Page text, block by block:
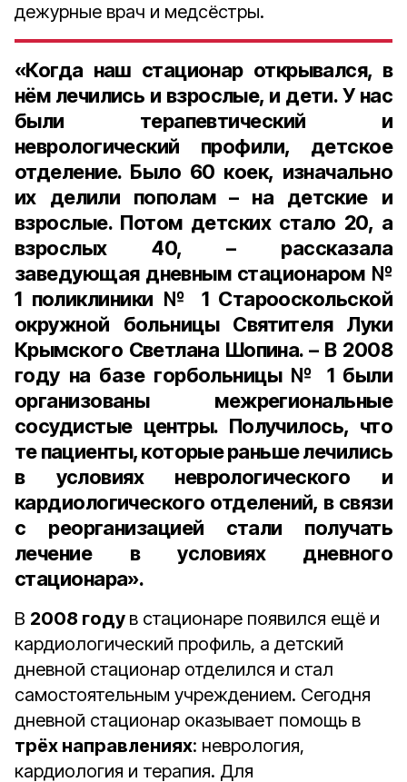
дежурные врач и медсёстры.
«Когда наш стационар открывался, в
нём лечились и взрослые, и дети. У нас
были терапевтический и
неврологический профили, детское
отделение. Было 60 коек, изначально
их делили пополам – на детские и
взрослые. Потом детских стало 20, а
взрослых 40, – рассказала
заведующая дневным стационаром №
1 поликлиники № 1 Старооскольской
окружной больницы Святителя Луки
Крымского Светлана Шопина. – В 2008
году на базе горбольницы № 1 были
организованы межрегиональные
сосудистые центры. Получилось, что
те пациенты, которые раньше лечились
в условиях неврологического и
кардиологического отделений, в связи
с реорганизацией стали получать
лечение в условиях дневного
стационара».
В 2008 году в стационаре появился ещё и
кардиологический профиль, а детский
дневной стационар отделился и стал
самостоятельным учреждением. Сегодня
дневной стационар оказывает помощь в
трёх направлениях: неврология,
кардиология и терапия. Для